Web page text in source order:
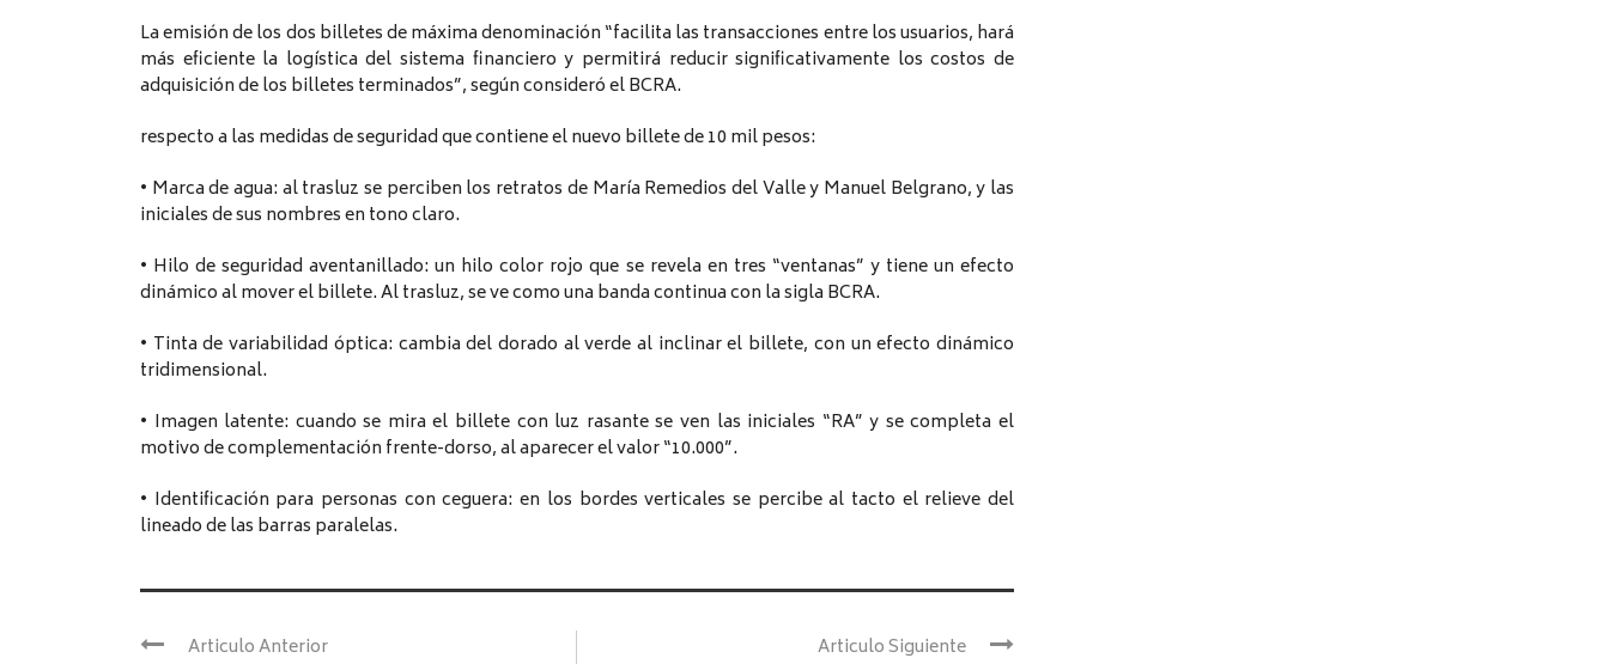
La emisión de los dos billetes de máxima denominación “facilita las transacciones entre los usuarios, hará
más eficiente la logística del sistema financiero y permitirá reducir significativamente los costos de
adquisición de los billetes terminados”, según consideró el BCRA.
respecto a las medidas de seguridad que contiene el nuevo billete de 10 mil pesos:
• Marca de agua: al trasluz se perciben los retratos de María Remedios del Valle y Manuel Belgrano, y las
iniciales de sus nombres en tono claro.
• Hilo de seguridad aventanillado: un hilo color rojo que se revela en tres “ventanas” y tiene un efecto
dinámico al mover el billete. Al trasluz, se ve como una banda continua con la sigla BCRA.
• Tinta de variabilidad óptica: cambia del dorado al verde al inclinar el billete, con un efecto dinámico
tridimensional.
• Imagen latente: cuando se mira el billete con luz rasante se ven las iniciales “RA” y se completa el
motivo de complementación frente-dorso, al aparecer el valor “10.000”.
• Identificación para personas con ceguera: en los bordes verticales se percibe al tacto el relieve del
lineado de las barras paralelas.
Articulo Anterior Articulo Siguiente